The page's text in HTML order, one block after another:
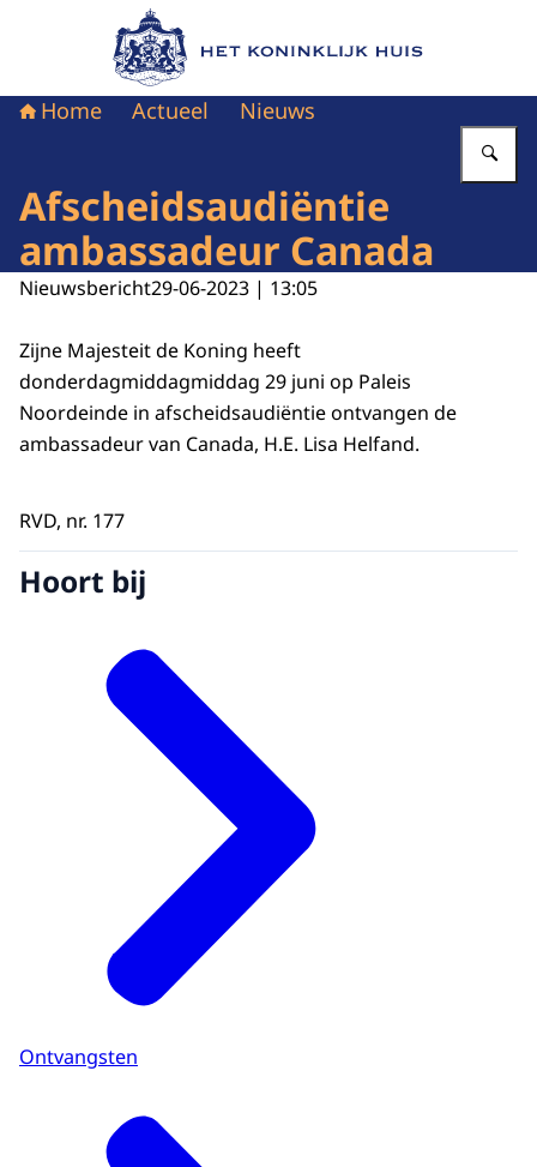
Naar de homepage van Het Koninklijk Huis
Home Actueel Nieuws
Afscheidsaudiëntie
ambassadeur Canada
Nieuwsbericht29-06-2023 | 13:05
Zijne Majesteit de Koning heeft
donderdagmiddagmiddag 29 juni op Paleis
Noordeinde in afscheidsaudiëntie ontvangen de
ambassadeur van Canada, H.E. Lisa Helfand.
RVD, nr. 177
Hoort bij
Ontvangsten